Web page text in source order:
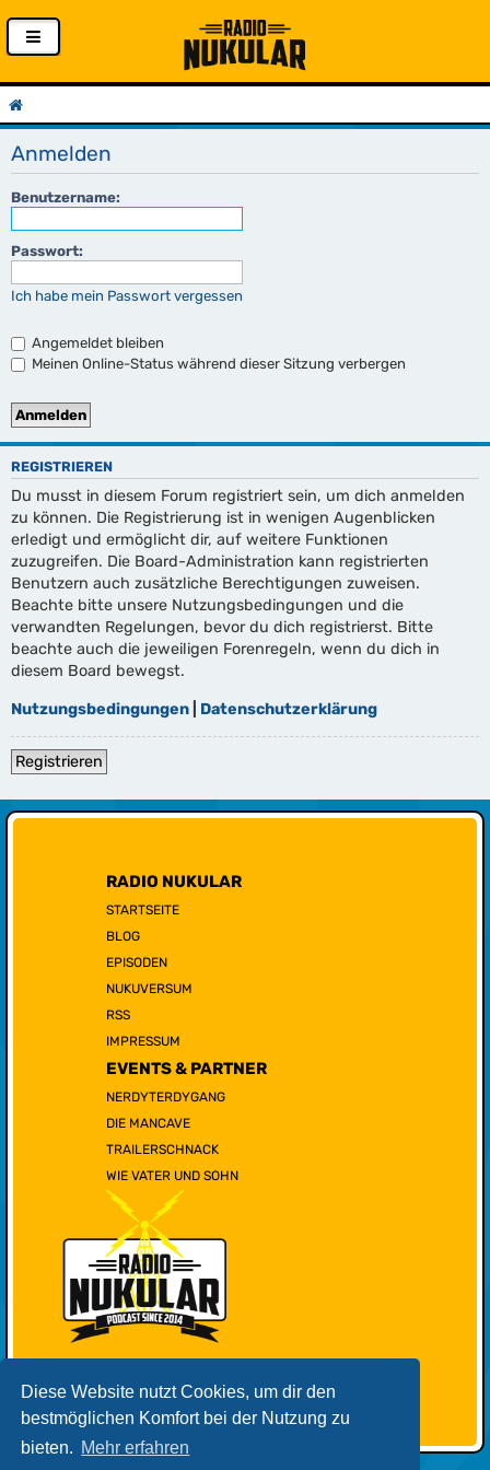
Diese Website nutzt Cookies, um dir den
bestmöglichen Komfort bei der Nutzung zu
bieten. Mehr erfahren
Anmelden
Benutzername:
Passwort:
Ich habe mein Passwort vergessen
Angemeldet bleiben
Meinen Online-Status während dieser Sitzung verbergen
REGISTRIEREN
Du musst in diesem Forum registriert sein, um dich anmelden
zu können. Die Registrierung ist in wenigen Augenblicken
erledigt und ermöglicht dir, auf weitere Funktionen
zuzugreifen. Die Board-Administration kann registrierten
Benutzern auch zusätzliche Berechtigungen zuweisen.
Beachte bitte unsere Nutzungsbedingungen und die
verwandten Regelungen, bevor du dich registrierst. Bitte
beachte auch die jeweiligen Forenregeln, wenn du dich in
diesem Board bewegst.
Nutzungsbedingungen Datenschutzerklärung
Registrieren
RADIO NUKULAR
STARTSEITE
BLOG
EPISODEN
NUKUVERSUM
RSS
IMPRESSUM
EVENTS & PARTNER
NERDYTERDYGANG
DIE MANCAVE
TRAILERSCHNACK
WIE VATER UND SOHN